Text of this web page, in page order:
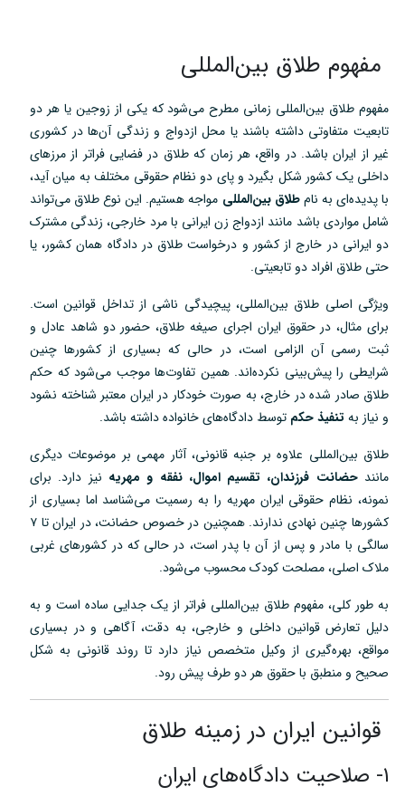
مفهوم طلاق بین‌المللی
مفهوم طلاق بین‌المللی زمانی مطرح می‌شود که یکی از زوجین یا هر دو
تابعیت متفاوتی داشته باشند یا محل ازدواج و زندگی آن‌ها در کشوری
غیر از ایران باشد. در واقع، هر زمان که طلاق در فضایی فراتر از مرزهای
داخلی یک کشور شکل بگیرد و پای دو نظام حقوقی مختلف به میان آید،
با پدیده‌ای به نامطلاق بین‌المللی مواجه هستیم. این نوع طلاق می‌تواند
شامل مواردی باشد مانند ازدواج زن ایرانی با مرد خارجی، زندگی مشترک
دو ایرانی در خارج از کشور و درخواست طلاق در دادگاه همان کشور، یا
حتی طلاق افراد دو تابعیتی.
ویژگی اصلی طلاق بین‌المللی، پیچیدگی ناشی از تداخل قوانین است.
برای مثال، در حقوق ایران اجرای صیغه طلاق، حضور دو شاهد عادل و
ثبت رسمی آن الزامی است، در حالی که بسیاری از کشورها چنین
شرایطی را پیش‌بینی نکرده‌اند. همین تفاوت‌ها موجب می‌شود که حکم
طلاق صادر شده در خارج، به صورت خودکار در ایران معتبر شناخته نشود
و نیاز به تنفیذ حکم توسط دادگاه‌های خانواده داشته باشد.
طلاق بین‌المللی علاوه بر جنبه قانونی، آثار مهمی بر موضوعات دیگری
مانندحضانت فرزندان، تقسیم اموال، نفقه و مهریه نیز دارد. برای
نمونه، نظام حقوقی ایران مهریه را به رسمیت می‌شناسد اما بسیاری از
کشورها چنین نهادی ندارند. همچنین در خصوص حضانت، در ایران تا ۷
سالگی با مادر و پس از آن با پدر است، در حالی که در کشورهای غربی
ملاک اصلی، مصلحت کودک محسوب می‌شود.
به طور کلی، مفهوم طلاق بین‌المللی فراتر از یک جدایی ساده است و به
دلیل تعارض قوانین داخلی و خارجی، به دقت، آگاهی و در بسیاری
مواقع، بهره‌گیری از وکیل متخصص نیاز دارد تا روند قانونی به شکل
صحیح و منطبق با حقوق هر دو طرف پیش رود.
قوانین ایران در زمینه طلاق
۱- صلاحیت دادگاه‌های ایران